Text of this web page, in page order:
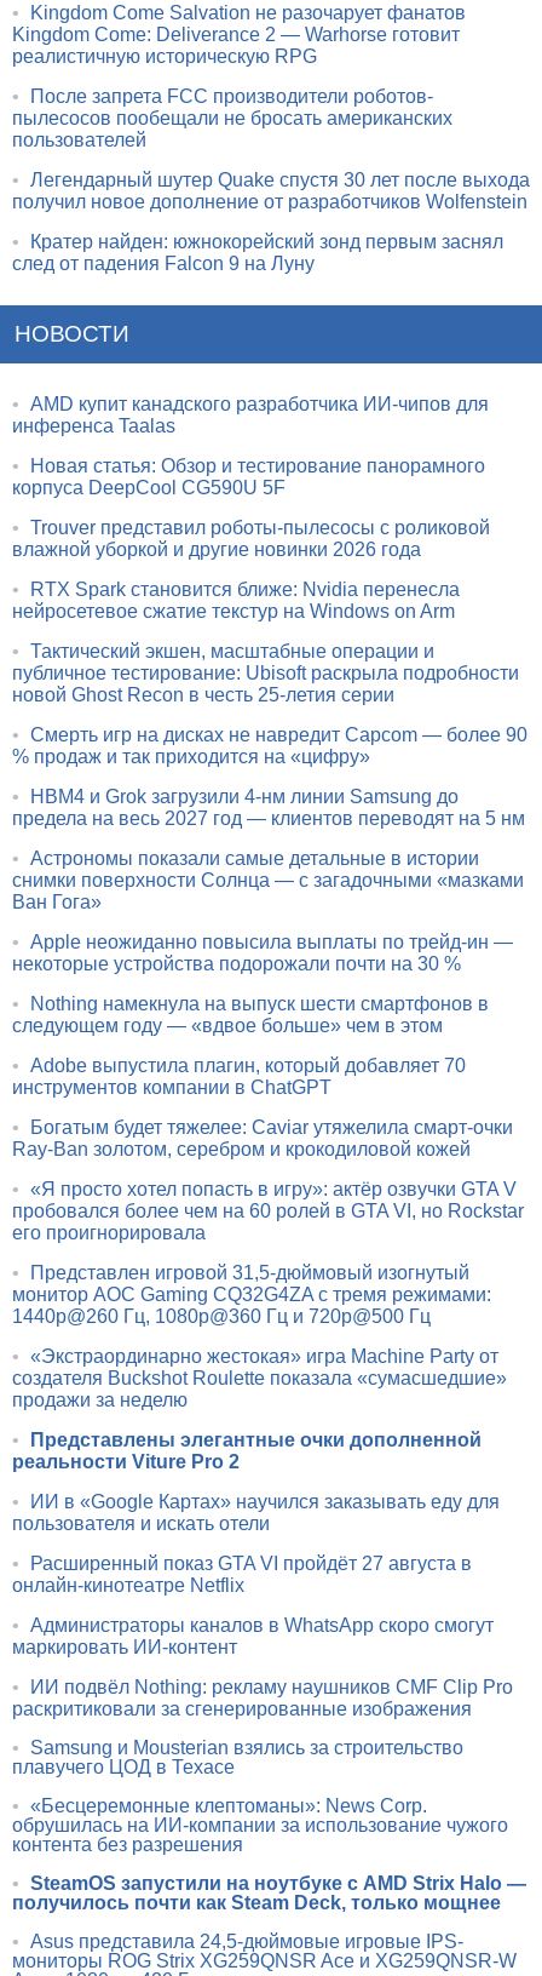
•
Kingdom Come Salvation не разочарует фанатов
Kingdom Come: Deliverance 2 — Warhorse готовит
реалистичную историческую RPG
•
После запрета FCC производители роботов-
пылесосов пообещали не бросать американских
пользователей
• Легендарный шутер Quake спустя 30 лет после выхода
получил новое дополнение от разработчиков Wolfenstein
•
Кратер найден: южнокорейский зонд первым заснял
след от падения Falcon 9 на Луну
НОВОСТИ
• AMD купит канадского разработчика ИИ-чипов для
инференса Taalas
•
Новая статья: Обзор и тестирование панорамного
корпуса DeepCool CG590U 5F
• Trouver представил роботы-пылесосы с роликовой
влажной уборкой и другие новинки 2026 года
•
RTX Spark становится ближе: Nvidia перенесла
нейросетевое сжатие текстур на Windows on Arm
• Тактический экшен, масштабные операции и
публичное тестирование: Ubisoft раскрыла подробности
новой Ghost Recon в честь 25-летия серии
• Смерть игр на дисках не навредит Capcom — более 90
% продаж и так приходится на «цифру»
•
HBM4 и Grok загрузили 4-нм линии Samsung до
предела на весь 2027 год — клиентов переводят на 5 нм
• Астрономы показали самые детальные в истории
снимки поверхности Солнца — с загадочными «мазками
Ван Гога»
• Apple неожиданно повысила выплаты по трейд-ин —
некоторые устройства подорожали почти на 30 %
•
Nothing намекнула на выпуск шести смартфонов в
следующем году — «вдвое больше» чем в этом
• Adobe выпустила плагин, который добавляет 70
инструментов компании в ChatGPT
•
Богатым будет тяжелее: Caviar утяжелила смарт-очки
Ray-Ban золотом, серебром и крокодиловой кожей
• «Я просто хотел попасть в игру»: актёр озвучки GTA V
пробовался более чем на 60 ролей в GTA VI, но Rockstar
его проигнорировала
•
Представлен игровой 31,5-дюймовый изогнутый
монитор AOC Gaming CQ32G4ZA с тремя режимами:
1440p@260 Гц, 1080p@360 Гц и 720p@500 Гц
• «Экстраординарно жестокая» игра Machine Party от
создателя Buckshot Roulette показала «сумасшедшие»
продажи за неделю
•
Представлены элегантные очки дополненной
реальности Viture Pro 2
•
ИИ в «Google Картах» научился заказывать еду для
пользователя и искать отели
•
Расширенный показ GTA VI пройдёт 27 августа в
онлайн-кинотеатре Netflix
• Администраторы каналов в WhatsApp скоро смогут
маркировать ИИ-контент
•
ИИ подвёл Nothing: рекламу наушников CMF Clip Pro
раскритиковали за сгенерированные изображения
•
Samsung и Mousterian взялись за строительство
плавучего ЦОД в Техасе
• «Бесцеремонные клептоманы»: News Corp.
обрушилась на ИИ-компании за использование чужого
контента без разрешения
• SteamOS запустили на ноутбуке с AMD Strix Halo —
получилось почти как Steam Deck, только мощнее
• Asus представила 24,5-дюймовые игровые IPS-
мониторы ROG Strix XG259QNSR Ace и XG259QNSR-W